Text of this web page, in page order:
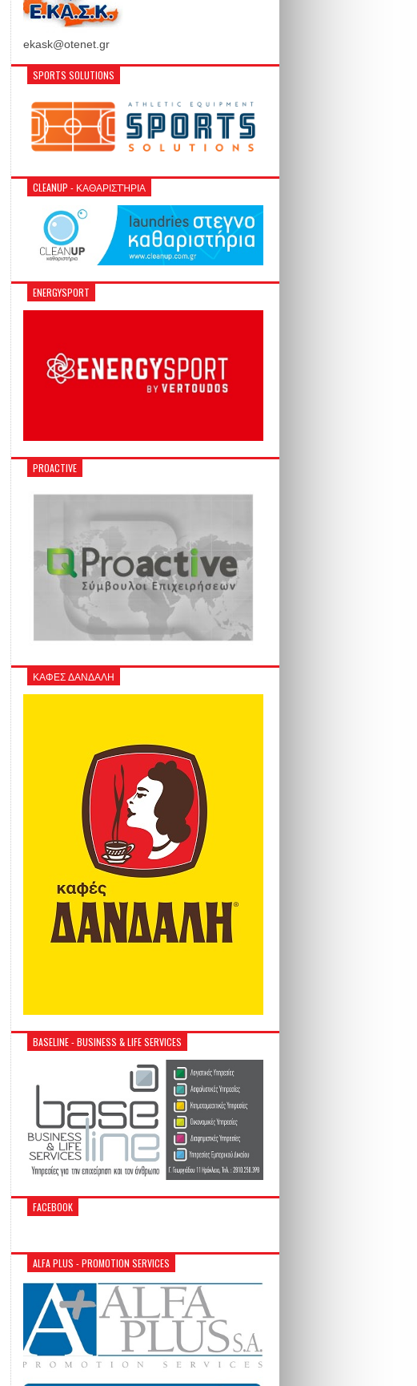
ekask@otenet.gr
SPORTS SOLUTIONS
CLEANUP - ΚΑΘΑΡΙΣΤΉΡΙΑ
ENERGYSPORT
PROACTIVE
ΚΑΦΕΣ ΔΑΝΔΑΛΗ
BASELINE - BUSINESS & LIFE SERVICES
FACEBOOK
ALFA PLUS - PROMOTION SERVICES